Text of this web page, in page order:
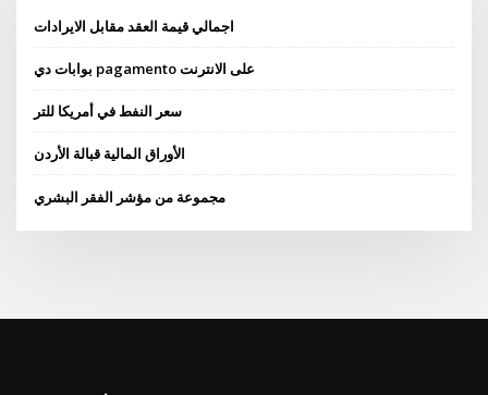
اجمالي قيمة العقد مقابل الايرادات
بوابات دي pagamento على الانترنت
سعر النفط في أمريكا للتر
الأوراق المالية قبالة الأردن
مجموعة من مؤشر الفقر البشري